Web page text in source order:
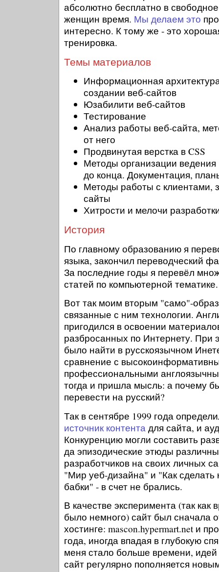
абсолютно бесплатно в
женщин время. Мы делаем это
интересно. К тому же - это
тренировка.
Темы материалов
Информационная
создании веб-сайтов
Юзабилити веб-сайтов
Тестирование
Анализ работы веб-сайта,
от него
Продвинутая верстка в CSS
Методы организации ведения
до конца. Документация,
Методы работы с клиентами,
сайты
Хитрости и мелочи
История
По главному образованию я
языка, закончил переводческий
За последние годы я перевёл
статей по компьютерной тематике.
Вот так моим вторым "само"-
связанные с ним технологии.
пригодился в освоении
разбросанных по Интернету. При
было найти в русскоязычном
сравнение с
профессиональными
тогда и пришла мысль: а почему
перевести на русский?
Так в сентябре 1999 года
источник контента для сайта, и
Конкуренцию могли составить
да эпизодические этюды
разработчиков на своих личных
"Мир уеб-дизайна" и "Как сделать
бабки" - в счет не брались.
В качестве эксперимента (так как
было немного) сайт был сначала
хостинге: mascon.hypermart.net и
года, иногда впадая в глубокую
меня стало больше времени,
сайт регулярно пополняется